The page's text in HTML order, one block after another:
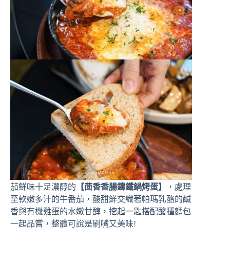
茄鮮味十足濃醇的 【茴香香腸鑄鐵鍋烤蛋】
，處理
至軟嫩多汁的牛番茄，酸甜鮮交織著帕瑪乳酪的鹹
香與有機雞蛋的水嫩甘醇，挖起一匙搭配酸種麵包
一起品嘗，整體可說是刷嘴又美味!